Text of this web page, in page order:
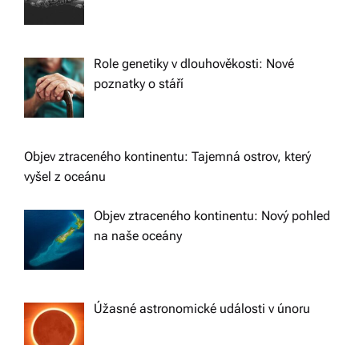
Role genetiky v dlouhověkosti: Nové
poznatky o stáří
Objev ztraceného kontinentu: Tajemná ostrov, který
vyšel z oceánu
Objev ztraceného kontinentu: Nový pohled
na naše oceány
Úžasné astronomické události v únoru